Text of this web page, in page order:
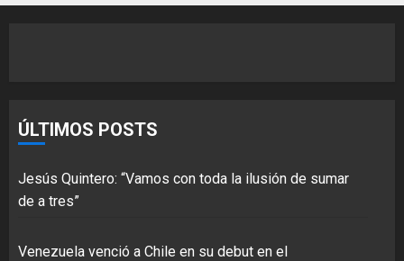
ÚLTIMOS POSTS
Jesús Quintero: “Vamos con toda la ilusión de sumar
de a tres”
Venezuela venció a Chile en su debut en el